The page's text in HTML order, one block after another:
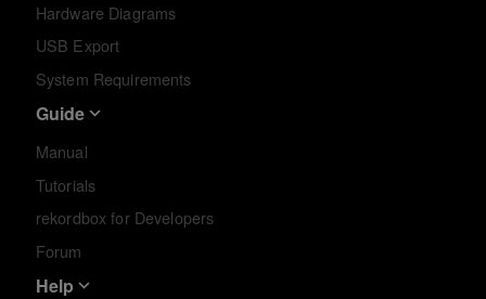
Hardware Diagrams
USB Export
System Requirements
Guide
Manual
Tutorials
rekordbox for Developers
Forum
Help